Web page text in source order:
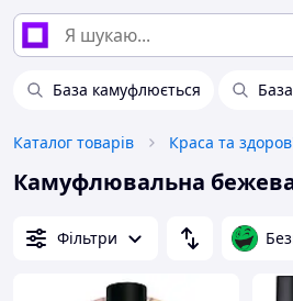
База камуфлюється
Каталог товарів Краса та
Камуфлювальна
Фільтри